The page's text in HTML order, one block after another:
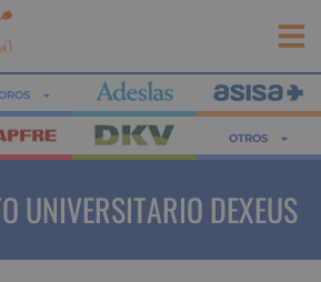
OTROS
UNIVERSITARIO DEXEUS